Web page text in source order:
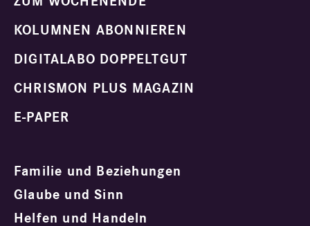
KOLUMNEN ABONNIEREN
DIGITALABO DOPPELTGUT
CHRISMON PLUS MAGAZIN
E-PAPER
Familie und Beziehungen
Glaube und Sinn
Helfen und Handeln